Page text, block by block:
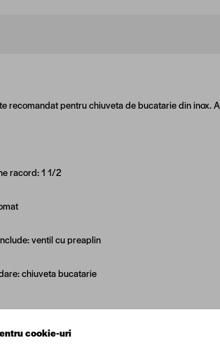
recomandat pentru chiuveta de bucatarie din inox.
racord:1 1/2
ventil cu preaplin
chiuveta bucatarie
cookie-uri